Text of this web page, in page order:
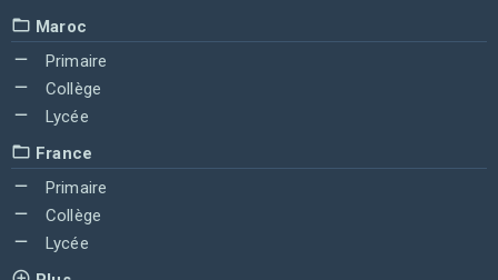
Maroc
Primaire
Collège
Lycée
France
Primaire
Collège
Lycée